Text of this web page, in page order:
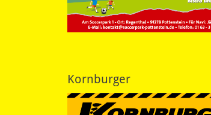
Kornburger